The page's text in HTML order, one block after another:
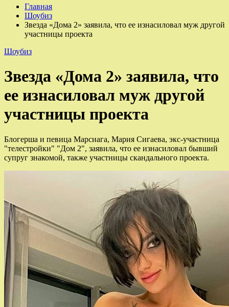
Главная
Шоубиз
Звезда «Дома 2» заявила, что ее изнасиловал муж другой
участницы проекта
Шоубиз
Звезда «Дома 2» заявила, что
ее изнасиловал муж другой
участницы проекта
Блогерша и певица Марсиага, Мария Сигаева, экс-участница
"телестройки" "Дом 2", заявила, что ее изнасиловал бывший
супруг знакомой, также участницы скандального проекта.